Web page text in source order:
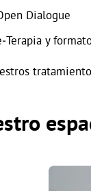
Dialogue
y